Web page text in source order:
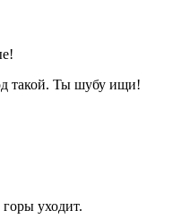
такой. Ты шубу ищи!
уходит.